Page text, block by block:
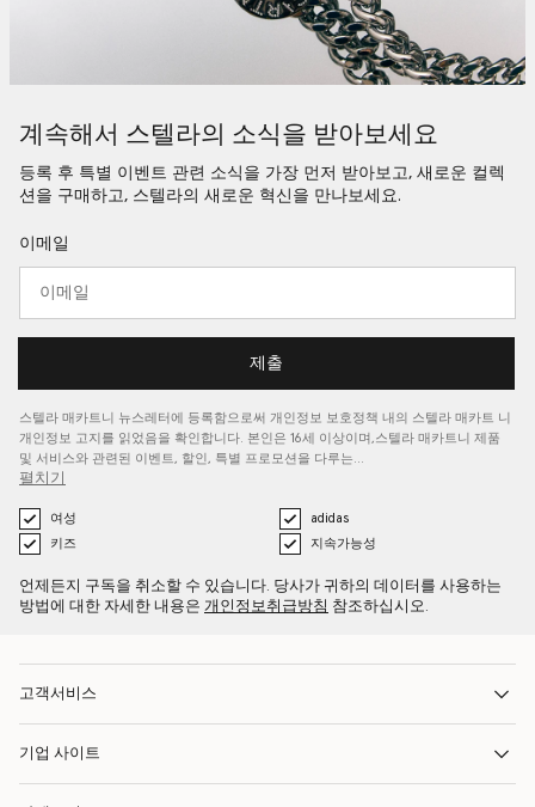
계속해서 스텔라의 소식을 받아보세요
등록 후 특별 이벤트 관련 소식을 가장 먼저 받아보고, 새로운 컬렉
션을 구매하고, 스텔라의 새로운 혁신을 만나보세요.
이메일
제출
스텔라 매카트니 뉴스레터에 등록함으로써 개인정보 보호정책 내의 스텔라 매카트 니
개인정보 고지를 읽었음을 확인합니다. 본인은 16세 이상이며,스텔라 매카트니 제품
및 서비스와 관련된 이벤트, 할인, 특별 프로모션을 다루는…
펼치기
여성
adidas
키즈
지속가능성
언제든지 구독을 취소할 수 있습니다. 당사가 귀하의 데이터를 사용하는
방법에 대한 자세한 내용은 개인정보취급방침 참조하십시오.
고객서비스
기업 사이트